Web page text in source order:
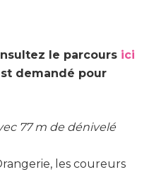
le parcours ici
demandé pour
77 m de dénivelé
les coureurs